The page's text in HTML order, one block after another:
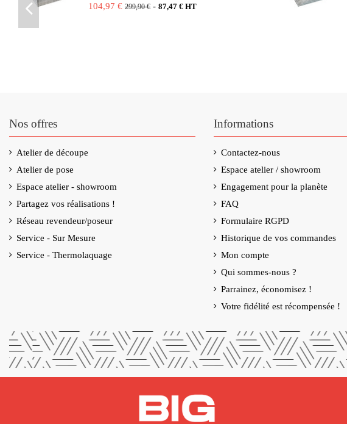
104,97 € 299,90 € - 87,47 € HT
Nos offres
Atelier de découpe
Atelier de pose
Espace atelier - showroom
Partagez vos réalisations !
Réseau revendeur/poseur
Service - Sur Mesure
Service - Thermolaquage
Informations
Contactez-nous
Espace atelier / showroom
Engagement pour la planète
FAQ
Formulaire RGPD
Historique de vos commandes
Mon compte
Qui sommes-nous ?
Parrainez, économisez !
Votre fidélité est récompensée !